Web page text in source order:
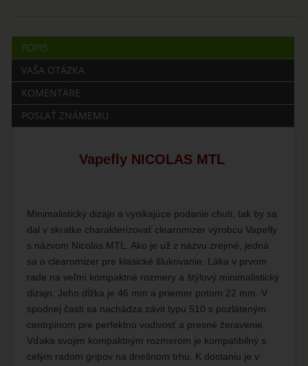
POPIS
VAŠA OTÁZKA
KOMENTÁRE
POSLAŤ ZNÁMEMU
Vapefly NICOLAS MTL
Minimalistický dizajn a vynikajúce podanie chuti, tak by sa
dal v skratke charakterizovať clearomizer výrobcu Vapefly
s názvom Nicolas MTL. Ako je už z názvu zrejmé, jedná
sa o clearomizer pre klasické šlukovanie. Láka v prvom
rade na veľmi kompaktné rozmery a štýlový minimalistický
dizajn. Jeho dĺžka je 46 mm a priemer potom 22 mm. V
spodnej časti sa nachádza závit typu 510 s pozláteným
centrpinom pre perfektnú vodivosť a presné žeravenie.
Vďaka svojim kompaktným rozmerom je kompatibilný s
celým radom gripov na dnešnom trhu. K dostaniu je v